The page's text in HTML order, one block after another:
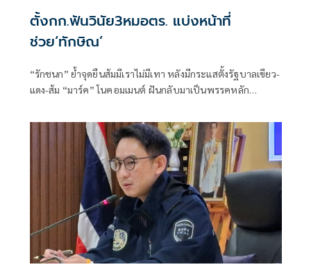
ตั้งกก.ฟันวินัย3หมอตร. แบ่งหน้าที่
ช่วย‘ทักษิณ’
“รักชนก” ย้ำจุดยืนส้มมีเราไม่มีเทา หลังมีกระแสตั้งรัฐบาลเขียว-
แดง-ส้ม “มาร์ค” โนคอมเมนต์ ฝันกลับมาเป็นพรรคหลัก